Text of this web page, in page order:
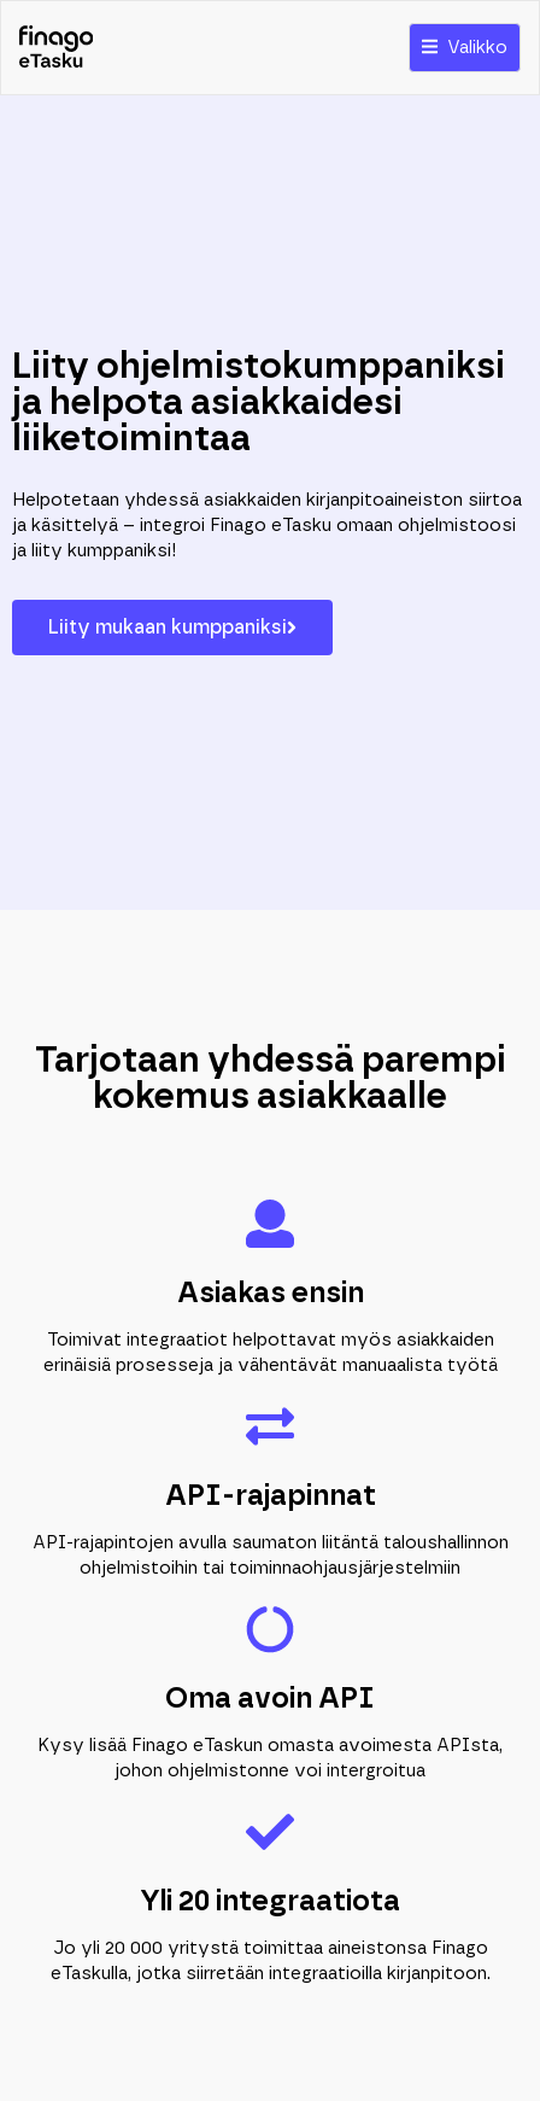
Valikko
Liity ohjelmistokumppaniksi
ja helpota asiakkaidesi
liiketoimintaa
Helpotetaan yhdessä asiakkaiden kirjanpitoaineiston siirtoa
ja käsittelyä – integroi Finago eTasku omaan ohjelmistoosi
ja iity kumppaniksi!
Liity mukaan kumppaniksi
Tarjotaan yhdessä parempi
kokemus asiakkaalle
Asiakas ensin
Toimivat integraatiot helpottavat myös asiakkaiden
erinäisiä prosesseja ja vähentävät manuaalista työtä
API-rajapinnat
API-rajapintojen avulla saumaton liitäntä taloushallinnon
ohjelmistoihin tai toiminnaohjausjärjestelmiin
Oma avoin API
Kysy lisää Finago eTaskun omasta avoimesta APIsta,
johon ohjelmistonne voi intergroitua
Yli 20 integraatiota
Jo yli 20 000 yritystä toimittaa aineistonsa Finago
eTaskulla, jotka siirretään integraatioilla kirjanpitoon.